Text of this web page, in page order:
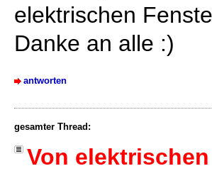
elektrischen
Danke an alle :)
antworten
gesamter Thread:
Von